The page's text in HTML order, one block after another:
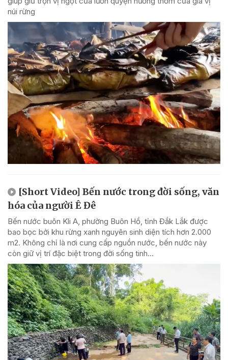
núi rừng
[Short Video] Bến nước trong đời sống, văn
hóa của người Ê Đê
Bến nước buôn Kli A, phường Buôn Hồ, tỉnh Đắk Lắk được
bao bọc bởi khu rừng xanh nguyên sinh diện tích hơn 2.000
m2. Không chỉ là nơi cung cấp nguồn nước, bến nước này
còn giữ vị trí đặc biệt trong đời sống tinh...